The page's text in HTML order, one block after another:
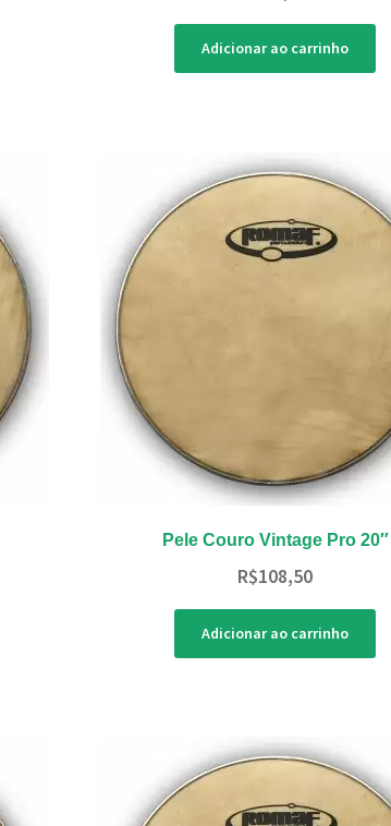
Adicionar ao carrinho
Pele Couro Vintage Pro 20″
R$108,50
Adicionar ao carrinho